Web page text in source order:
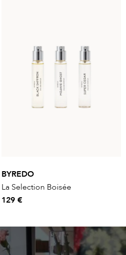
BYREDO
La Selection Boisée
129 €